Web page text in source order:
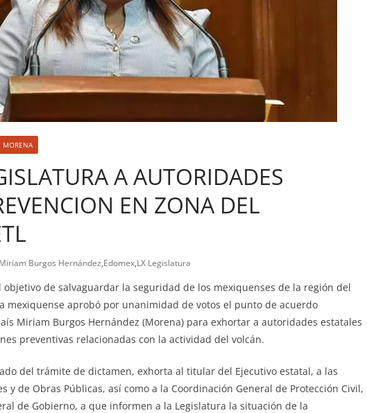
MORENA
A AUTORIDADES
EN ZONA DEL
Burgos Hernández,Edomex,LX Legislatura
objetivo de salvaguardar la seguridad de los mexiquenses de la región del
mexiquense aprobó por unanimidad de votos el punto de acuerdo
Miriam Burgos Hernández (Morena) para exhortar a autoridades estatales
preventivas relacionadas con la actividad del volcán.
del trámite de dictamen, exhorta al titular del Ejecutivo estatal, a las
y de Obras Públicas, así como a la Coordinación General de Protección Civil,
de Gobierno, a que informen a la Legislatura la situación de la